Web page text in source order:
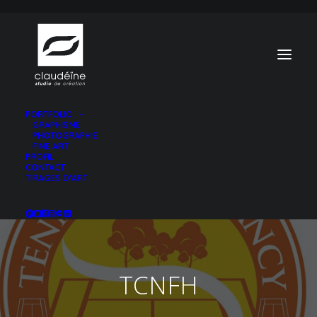
PORTFOLIO
GRAPHISME
PHOTOGRAPHIE
FINE ART
PROFIL
CONTACT
TIRAGES D’ART
TCNFH